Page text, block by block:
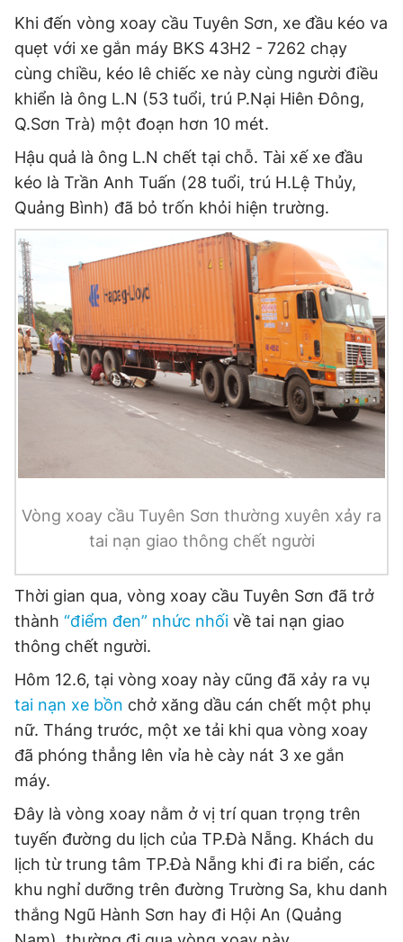
Đọc Thanh Niên trên điện thoại
Theo dõi báo trên
Hotline
0906 645 777
Liên hệ quảng cáo
0908 780 404
Đặt báo Quảng cáo RSS Tòa soạn Chính sách bảo
Tổng biên tập: Nguyễn Ngọc Toàn
Phó tổng biên tập thường trực: Hải Thành
Phó tổng biên tập: Lâm Hiếu Dũng
Phó tổng biên tập: Trần Việt Hưng
Tổng thư ký tòa soạn: Đức Trung
Giấy phép xuất bản số 110/GP - BTTTT cấp ngày 24.3.2020
© 2003-2026 Bản quyền thuộc về Báo Thanh Niên. Cấm sao
chép dưới mọi hình thức nếu không có sự chấp thuận bằng văn
bản. Phát triển bởi ePi Technologies, JSC.
Khi đến vòng xoay cầu Tuyên Sơn, xe đầu kéo va
quẹt với xe gắn máy BKS 43H2 - 7262 chạy
cùng chiều, kéo lê chiếc xe này cùng người điều
khiển là ông L.N (53 tuổi, trú P.Nại Hiên Đông,
Q.Sơn Trà) một đoạn hơn 10 mét.
Hậu quả là ông L.N chết tại chỗ. Tài xế xe đầu
kéo là Trần Anh Tuấn (28 tuổi, trú H.Lệ Thủy,
Quảng Bình) đã bỏ trốn khỏi hiện trường.
Vòng xoay cầu Tuyên Sơn thường xuyên xảy ra
tai nạn giao thông chết người
Thời gian qua, vòng xoay cầu Tuyên Sơn đã trở
thành “điểm đen” nhức nhối về tai nạn giao
thông chết người.
Hôm 12.6, tại vòng xoay này cũng đã xảy ra vụ
tai nạn xe bồn chở xăng dầu cán chết một phụ
nữ. Tháng trước, một xe tải khi qua vòng xoay
đã phóng thẳng lên vỉa hè cày nát 3 xe gắn
máy.
Đây là vòng xoay nằm ở vị trí quan trọng trên
tuyến đường du lịch của TP.Đà Nẵng. Khách du
lịch từ trung tâm TP.Đà Nẵng khi đi ra biển, các
khu nghỉ dưỡng trên đường Trường Sa, khu danh
thắng Ngũ Hành Sơn hay đi Hội An (Quảng